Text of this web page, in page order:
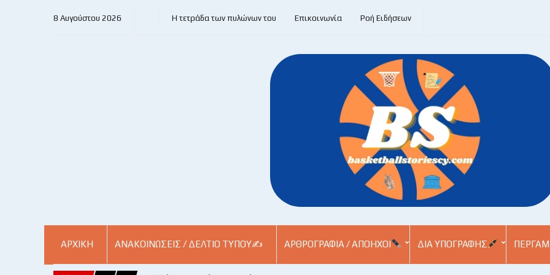
8 Αυγούστου 2026 Η τετράδα των πυλώνων του Επικοινωνία Ροή Ειδήσεων
ΑΡΧΙΚΗ ΑΝΑΚΟΙΝΏΣΕΙΣ / ΔΕΛΤΊΟ ΤΎΠΟΥ✍ ΑΡΘΡΟΓΡΑΦΊΑ / ΑΠΌΗΧΟΙ ΔΙΑ ΥΠΟΓΡΑΦΉΣ